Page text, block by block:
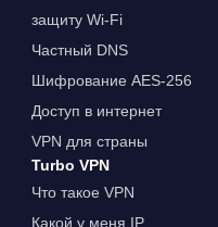
защиту Wi-Fi
Частный DNS
Шифрование AES-256
Доступ в интернет
VPN для страны
Turbo VPN
Что такое VPN
Какой у меня IP